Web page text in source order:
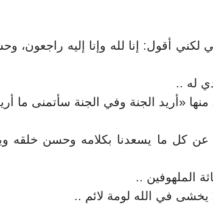
أقول: إنا لله وإنا إليه راجعون،
له ..
«أريد الجنة وفي الجنة سأتمنى ما
عن كل ما يسعدنا بكلامه وحسن
الملهوفين ..
يخشى في الله لومة لائم ..